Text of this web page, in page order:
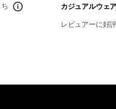
カジュアルウェ
レビュアーに好評